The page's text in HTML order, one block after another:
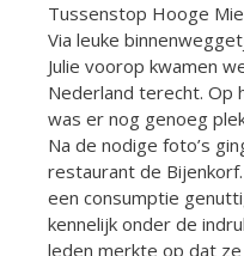
Tussenstop Hooge
Via leuke
Julie voorop kwamen
Nederland terecht. Op
was er nog genoeg
Na de nodige foto’s
restaurant de
een consumptie
kennelijk onder de
leden merkte op dat